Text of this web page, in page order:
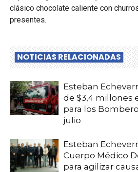
clásico chocolate caliente con
presentes.
NOTICIAS RELACIONADAS
Esteban
de $3,4 millones
para los
julio
Esteban
Cuerpo Médico
para agilizar